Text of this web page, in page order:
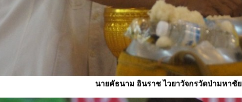
นายคัธนาม อินราช ไวยาวัจกรวัดป่ามหาชัย